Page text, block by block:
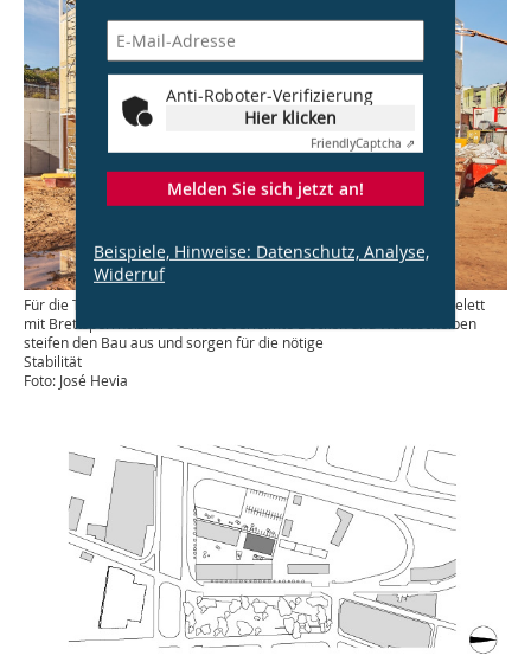
Für die Tragstruktur kombinierten die Architekt:innen ein Metallskelett
mit Brettsperrholz. Kreuzweise verleimte Decken und Wandscheiben
steifen den Bau aus und sorgen für die nötige
Stabilität
Foto: José Hevia
Anti-Roboter-Verifizierung
Hier klicken
FriendlyCaptcha ⇗
Melden Sie sich jetzt an!
Beispiele, Hinweise: Datenschutz, Analyse,
Widerruf